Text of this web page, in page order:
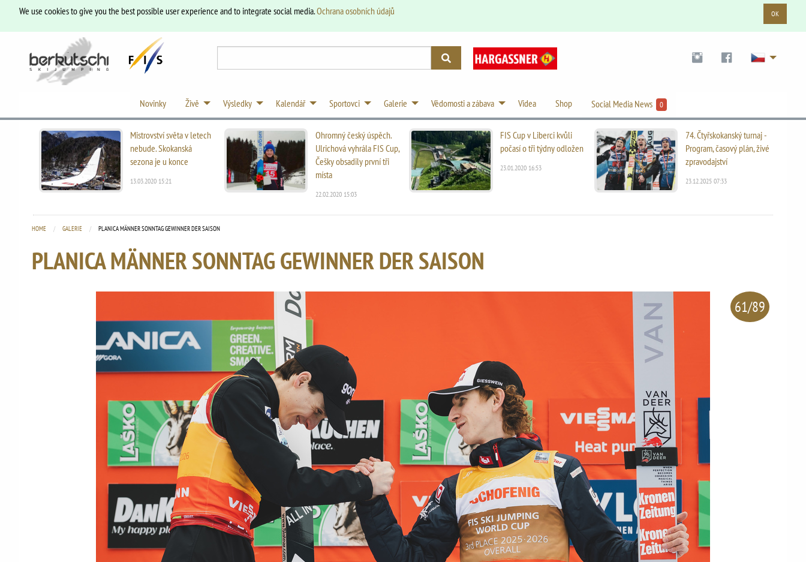
We use cookies to give you the best possible user experience and to integrate social media.Ochrana osobních údajů OK
Novinky Živě Výsledky Kalendář Sportovci Galerie Vědomosti a zábava Videa Shop Social Media News 0
Mistrovství světa v letech
nebude. Skokanská
sezona je u konce
13.03.2020 15:21
Ohromný český úspěch.
Ulrichová vyhrála FIS Cup,
Češky obsadily první tři
místa
22.02.2020 15:03
FIS Cup v Liberci kvůli
počasí o tři týdny odložen
23.01.2020 16:53
74. Čtyřskokanský turnaj -
Program, časový plán, živé
zpravodajství
23.12.2025 07:33
HOME GALERIE CURRENT:
PLANICA MÄNNER SONNTAG GEWINNER DER SAISON
PLANICA MÄNNER SONNTAG GEWINNER DER SAISON
61/89